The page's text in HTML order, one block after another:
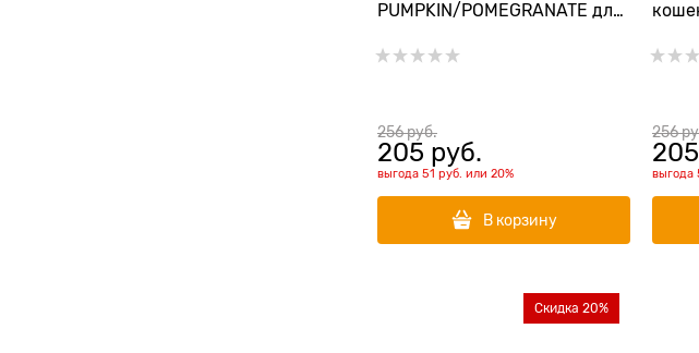
PUMPKIN/POMEGRANATE для
тыквой и гранатом
256 руб.
205 руб.
выгода 51 руб. или 20%
В корзину
256
205
выгода
Скидка 20%